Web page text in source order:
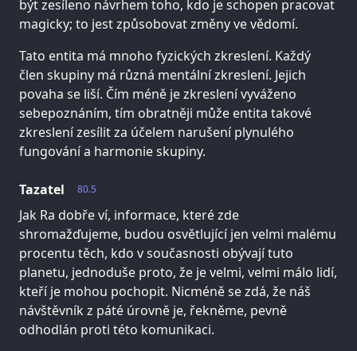
být zesíleno návrhem toho, kdo je schopen pracovat
magicky; to jest způsobovat změny ve vědomí.
Tato entita má mnoho fyzických zkreslení. Každý
člen skupiny má různá mentální zkreslení. Jejich
povaha se liší. Čím méně je zkreslení vyváženo
sebepoznáním, tím obratněji může entita takové
zkreslení zesílit za účelem narušení plynulého
fungování a harmonie skupiny.
80.5
Tazatel
Jak Ra dobře ví, informace, které zde
shromažďujeme, budou osvětlující jen velmi malému
procentu těch, kdo v současnosti obývají tuto
planetu, jednoduše proto, že je velmi, velmi málo lidí,
kteří je mohou pochopit. Nicméně se zdá, že náš
návštěvník z páté úrovně je, řekněme, pevně
odhodlán proti této komunikaci.